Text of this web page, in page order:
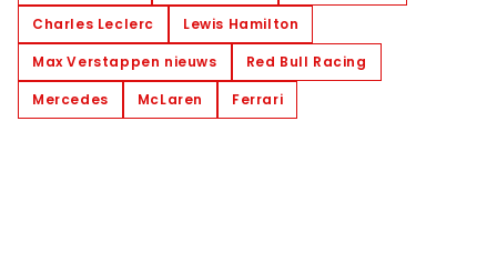
Charles Leclerc
Lewis Hamilton
Max Verstappen nieuws
Red Bull Racing
Mercedes
McLaren Ferrari